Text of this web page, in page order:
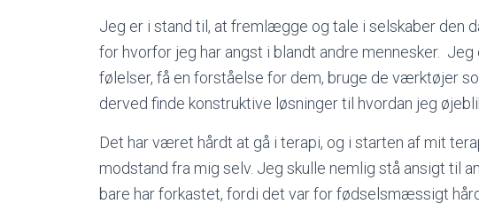
Jeg er i stand til, at fremlægge og tale i selskaber den
for hvorfor jeg har angst i blandt andre mennesker.
følelser, få en forståelse for dem, bruge de værktøjer
derved finde konstruktive løsninger til hvordan jeg
Det har været hårdt at gå i terapi, og i starten af mit
modstand fra mig selv. Jeg skulle nemlig stå ansigt til
bare har forkastet, fordi det var for fødselsmæssigt